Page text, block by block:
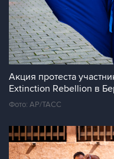
Акция протеста
Extinction Rebellion в
Фото: AP/ТАСС